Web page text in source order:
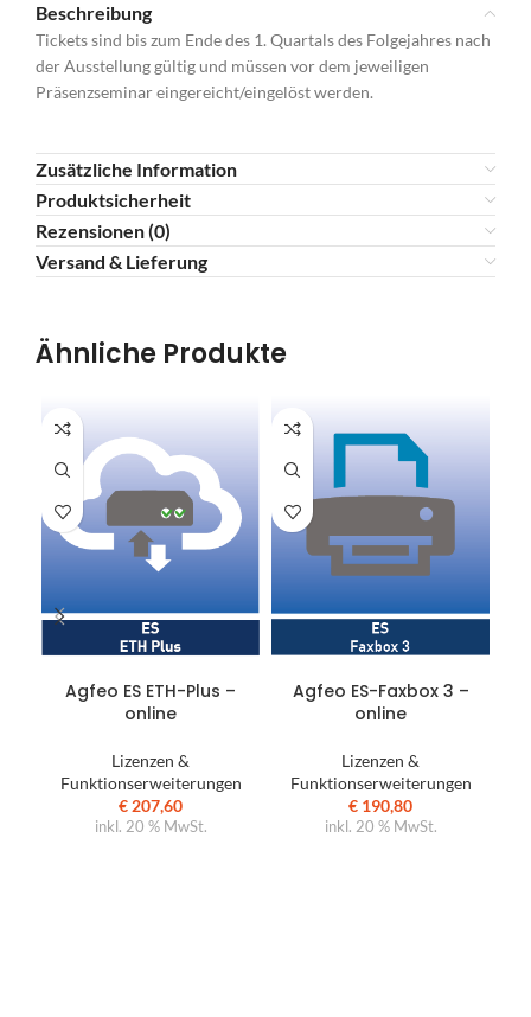
Beschreibung
Tickets sind bis zum Ende des 1. Quartals des Folgejahres nach
der Ausstellung gültig und müssen vor dem jeweiligen
Präsenzseminar eingereicht/eingelöst werden.
Zusätzliche Information
Produktsicherheit
Rezensionen (0)
Versand & Lieferung
Ähnliche Produkte
Agfeo ES ETH-Plus –
online
Lizenzen &
Funktionserweiterungen
€ 207,60
inkl. 20 % MwSt.
Agfeo ES-Faxbox 3 –
online
Lizenzen &
Funktionserweiterungen
€ 190,80
inkl. 20 % MwSt.